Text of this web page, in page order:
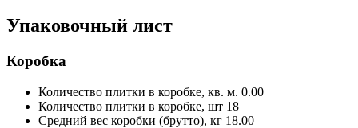
Упаковочный лист
Коробка
Количество плитки в коробке, кв. м. 0.00
Количество плитки в коробке, шт 18
Средний вес коробки (брутто), кг 18.00